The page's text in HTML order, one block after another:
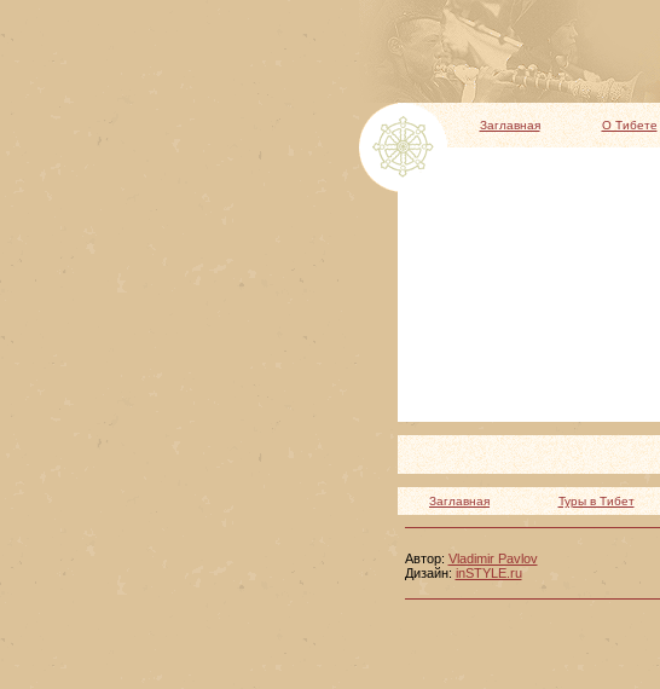
Заглавная О Тибете
Заглавная Туры в Тибет
Автор: Vladimir Pavlov
Дизайн: inSTYLE.ru